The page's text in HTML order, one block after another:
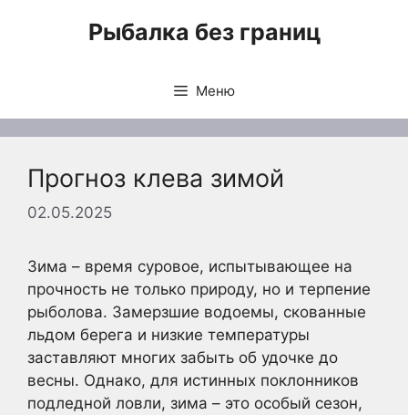
Рыбалка без границ
Меню
Прогноз клева зимой
02.05.2025
Зима – время суровое, испытывающее на
прочность не только природу, но и терпение
рыболова. Замерзшие водоемы, скованные
льдом берега и низкие температуры
заставляют многих забыть об удочке до
весны. Однако, для истинных поклонников
подледной ловли, зима – это особый сезон,